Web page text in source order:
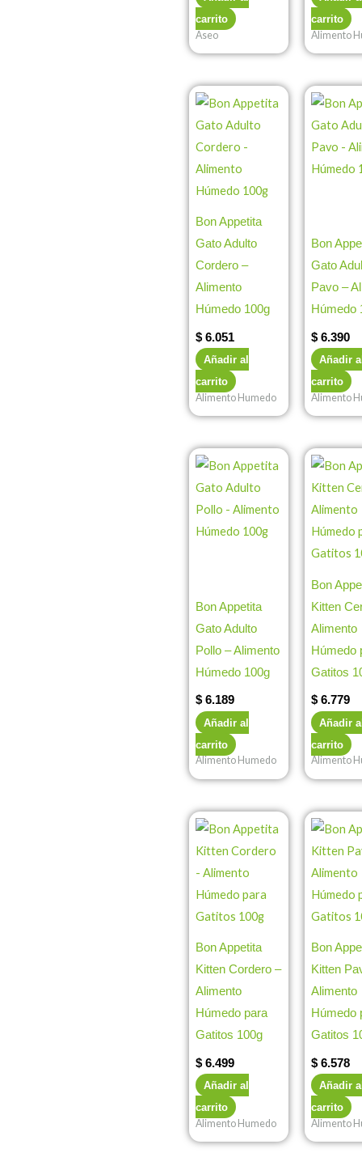
carrito
Aseo
carrito
Alimento
Bon Appetita
Gato Adulto
Cordero –
Alimento
Húmedo 100g
$ 6.051
Añadir al
carrito
Alimento Humedo
Bon
Gato
Pavo –
Húmedo
$ 6.390
Añadir
carrito
Alimento
Bon Appetita
Gato Adulto
Pollo – Alimento
Húmedo 100g
$ 6.189
Añadir al
carrito
Alimento Humedo
Bon
Kitten
Alimento
Húmedo
Gatitos
$ 6.779
Añadir
carrito
Alimento
Bon Appetita
Kitten Cordero –
Alimento
Húmedo para
Gatitos 100g
$ 6.499
Añadir al
carrito
Alimento Humedo
Bon
Kitten
Alimento
Húmedo
Gatitos
$ 6.578
Añadir
carrito
Alimento